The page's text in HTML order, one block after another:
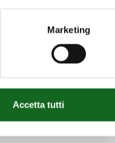
Marketing
Accetta tutti